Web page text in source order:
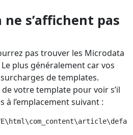
s’affichent pas
pas trouver les Microdata
plus généralement car vos
de templates.
votre template pour voir s’il
à l’emplacement suivant :